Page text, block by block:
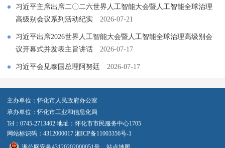
习近平主席出席二〇二六世界人工智能大会暨人工智能全球治理
高级别会议系列活动纪实
2026-07-21
习近平出席2026世界人工智能大会暨人工智能全球治理高级别会
议开幕式并发表主旨讲话
2026-07-17
习近平会见泰国总理阿努廷 2026-07-17
主办单位：怀化市人民政府办公室
承办单位：怀化市工业和信息化局
Tel：0745-2713402 地址：怀化市市民服务中心1705
网站标识码：4312000017 湘ICP备11003356号-1